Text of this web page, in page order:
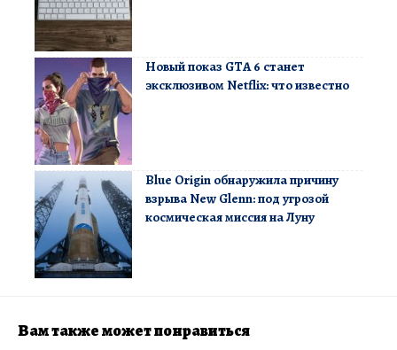
Новый показ GTA 6 станет
эксклюзивом Netflix: что известно
Blue Origin обнаружила причину
взрыва New Glenn: под угрозой
космическая миссия на Луну
Вам также может понравиться